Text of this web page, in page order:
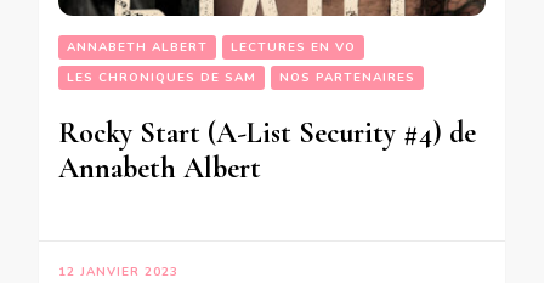
ANNABETH ALBERT
LECTURES EN VO
LES CHRONIQUES DE SAM
NOS PARTENAIRES
Rocky Start (A-List Security #4) de
Annabeth Albert
12 JANVIER 2023